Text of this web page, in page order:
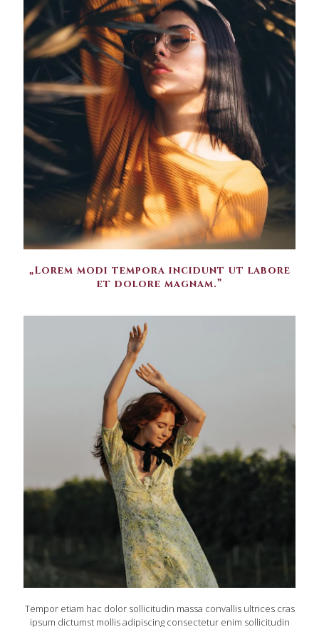
„Lorem modi tempora incidunt ut labore
et dolore magnam.”
Tempor etiam hac dolor sollicitudin massa convallis ultrices cras
ipsum dictumst mollis adipiscing consectetur enim sollicitudin